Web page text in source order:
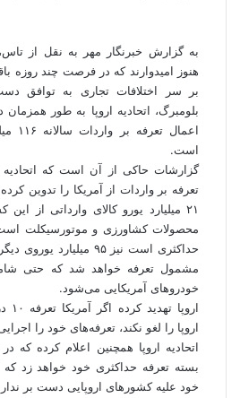
به گزارش خبرنگار مهر به نقل از تاس،
هنوز امیدوارند که در فرصت چند روزه
بر سر اختلافات تجاری به توافق
بلومبرگ، اتحادیه اروپا به طور
است.
تعرفه بر واردات از آمریکا را تدوین
۲۱ میلیارد یورو کالای وارداتی از
محصولات کشاورزی و موتورسیکلت
حداکثری است نیز ۹۵
مشمول تعرفه خواهد شد که حتی
خودروهای آمریکایی می‌شود.
اروپا را لغو نکند، تعرفه‌های خود را
اتحادیه اروپا همچنین اعلام کرده
بسته تعرفه حداکثری خود خواهد زد که
خود علیه کشورهای اروپایی دست بر